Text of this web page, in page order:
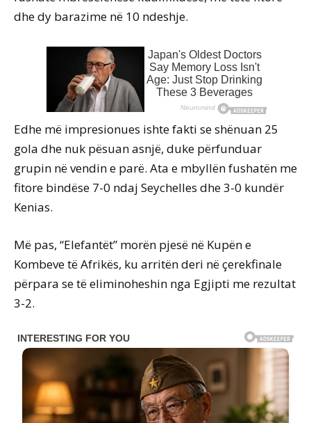
dhe dy barazime në 10 ndeshje.
Edhe më impresionues ishte fakti se shënuan 25
gola dhe nuk pësuan asnjë, duke përfunduar
grupin në vendin e parë. Ata e mbyllën fushatën me
fitore bindëse 7-0 ndaj Seychelles dhe 3-0 kundër
Kenias.
Më pas, “Elefantët” morën pjesë në Kupën e
Kombeve të Afrikës, ku arritën deri në çerekfinale
përpara se të eliminoheshin nga Egjipti me rezultat
3-2.